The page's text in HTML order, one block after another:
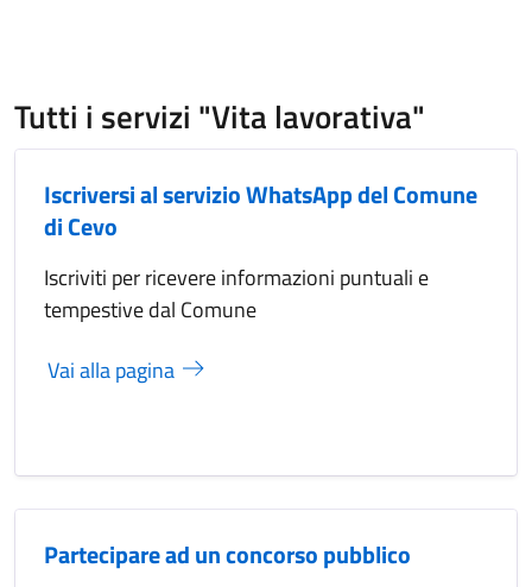
Tutti i servizi "Vita lavorativa"
Iscriversi al servizio WhatsApp del Comune
di Cevo
Iscriviti per ricevere informazioni puntuali e
tempestive dal Comune
Vai alla pagina
Partecipare ad un concorso pubblico